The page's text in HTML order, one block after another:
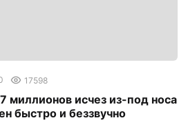
17598
миллионов исчез из-под носа
быстро и беззвучно